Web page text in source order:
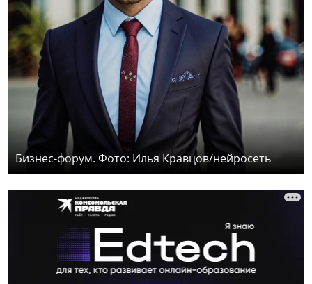
Бизнес-форум. Фото: Илья Кравцов/нейросеть